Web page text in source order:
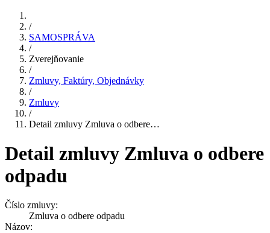
/
SAMOSPRÁVA
/
Zverejňovanie
/
Zmluvy, Faktúry, Objednávky
/
Zmluvy
/
Detail zmluvy Zmluva o odbere…
Detail zmluvy Zmluva o odbere
odpadu
Číslo zmluvy:
Zmluva o odbere odpadu
Názov: